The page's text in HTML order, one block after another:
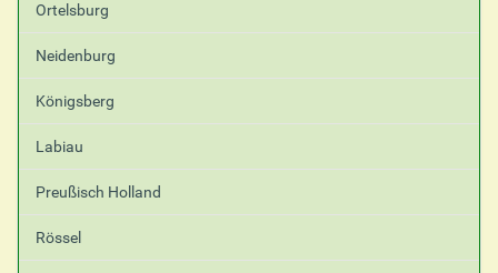
Ortelsburg
Neidenburg
Königsberg
Labiau
Preußisch Holland
Rössel